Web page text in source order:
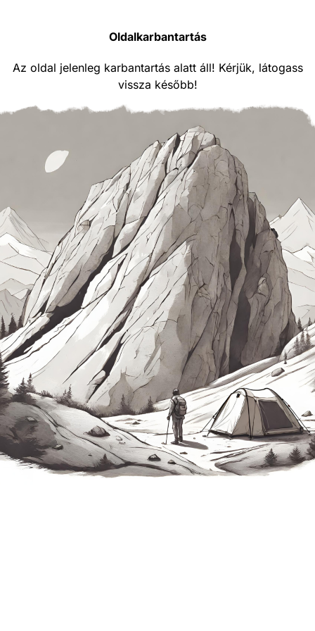
Oldalkarbantartás
Az oldal jelenleg karbantartás alatt áll! Kérjük, látogass
vissza később!